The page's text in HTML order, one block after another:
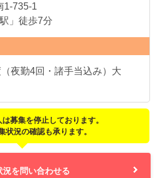
1-735-1
」徒歩7分
夜勤4回・諸手当込み）大
募集を停止しております。
状況の確認も承ります。
況を問い合わせる